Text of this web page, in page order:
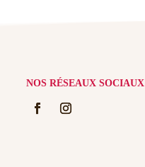
NOS RÉSEAUX SOCIAUX